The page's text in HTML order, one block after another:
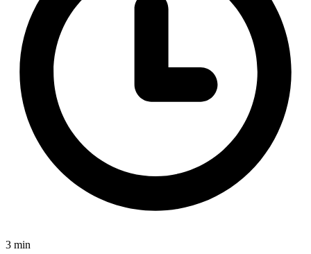
3 min